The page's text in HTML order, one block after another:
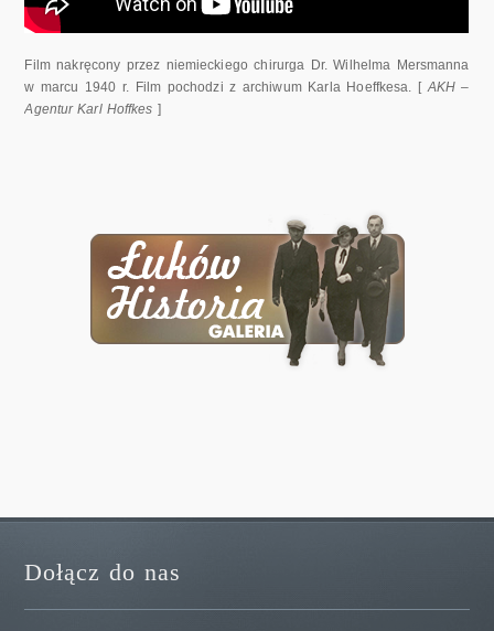
Film nakręcony przez niemieckiego chirurga Dr. Wilhelma Mersmanna
w marcu 1940 r. Film pochodzi z archiwum Karla Hoeffkesa. [AKH –
Agentur Karl Hoffkes ]
Dołącz do nas